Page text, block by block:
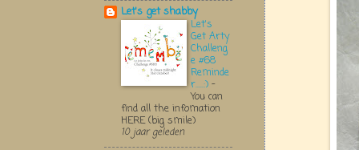
Let's get shabby
Let's
Get Arty
Challeng
e #68
Reminde
r.....:) -
You can
find all the infomation
HERE (big smile)
10 jaar geleden